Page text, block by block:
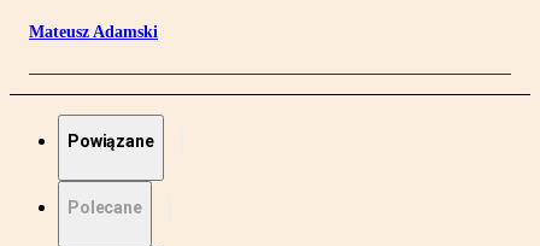
Mateusz Adamski
Powiązane
Polecane